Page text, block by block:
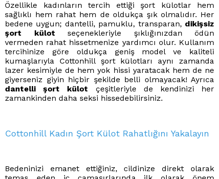
Özellikle kadınların tercih ettiği şort külotlar hem
sağlıklı hem rahat hem de oldukça şık olmalıdır. Her
bedene uygun; dantelli, pamuklu, transparan, dikişsiz
şort külot seçenekleriyle şıklığınızdan ödün
vermeden rahat hissetmenize yardımcı olur. Kullanım
tercihinize göre oldukça geniş model ve kaliteli
kumaşlarıyla Cottonhill şort külotları aynı zamanda
lazer kesimiyle de hem yok hissi yaratacak hem de ne
giyerseniz giyin hiçbir şekilde belli olmayacak! Ayrıca
dantelli şort külot çeşitleriyle de kendinizi her
zamankinden daha seksi hissedebilirsiniz.
Cottonhill Kadın Şort Külot Rahatlığını Yakalayın
Bedeninizi emanet ettiğiniz, cildinize direkt olarak